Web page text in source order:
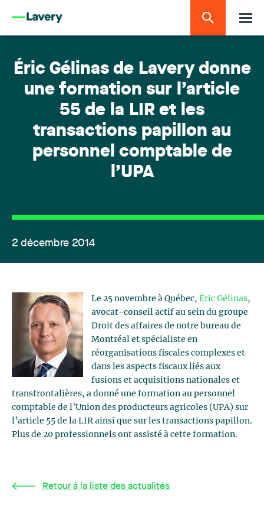
Éric Gélinas de Lavery donne
une formation sur l’article
55 de la LIR et les
transactions papillon au
personnel comptable de
l’UPA
2 décembre 2014
Le 25 novembre à Québec, Éric Gélinas,
avocat-conseil actif au sein du groupe
Droit des affaires de notre bureau de
Montréal et spécialiste en
réorganisations fiscales complexes et
dans les aspects fiscaux liés aux
fusions et acquisitions nationales et
transfrontalières, a donné une formation au personnel
comptable de l’Union des producteurs agricoles (UPA) sur
l’article 55 de la LIR ainsi que sur les transactions papillon.
Plus de 20 professionnels ont assisté à cette formation.
Retour à la liste des actualités